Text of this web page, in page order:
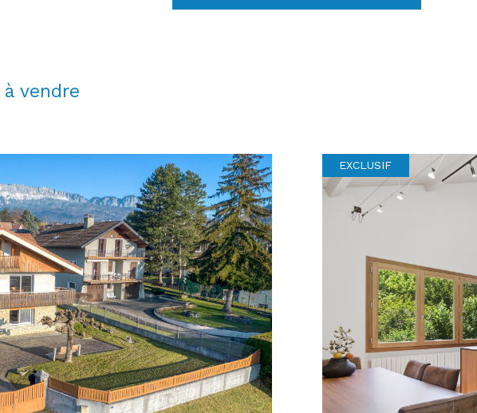
vendre
EXCLUSIF